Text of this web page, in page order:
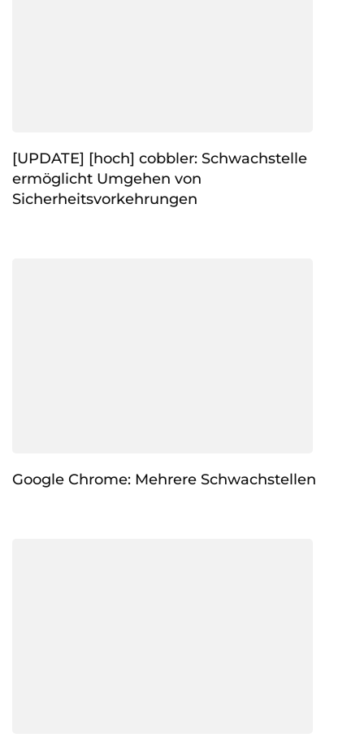
[UPDATE] [hoch] cobbler: Schwachstelle
ermöglicht Umgehen von
Sicherheitsvorkehrungen
Google Chrome: Mehrere Schwachstellen